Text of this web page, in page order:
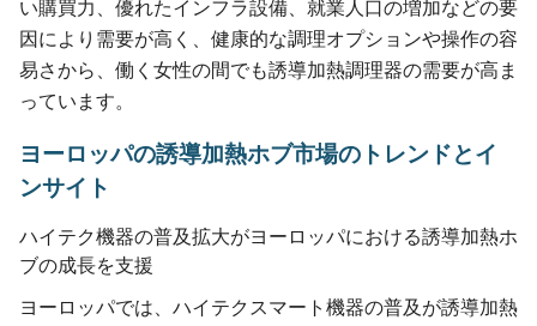
い購買力、優れたインフラ設備、就業人口の増加などの要
因により需要が高く、健康的な調理オプションや操作の容
易さから、働く女性の間でも誘導加熱調理器の需要が高ま
っています。
ヨーロッパの誘導加熱ホブ市場のトレンドとイ
ンサイト
ハイテク機器の普及拡大がヨーロッパにおける誘導加熱ホ
ブの成長を支援
ヨーロッパでは、ハイテクスマート機器の普及が誘導加熱